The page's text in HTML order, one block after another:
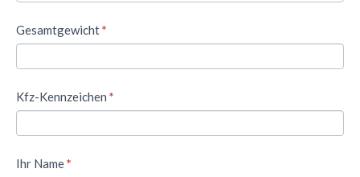
Gesamtgewicht*
Kfz-Kennzeichen *
Ihr Name*